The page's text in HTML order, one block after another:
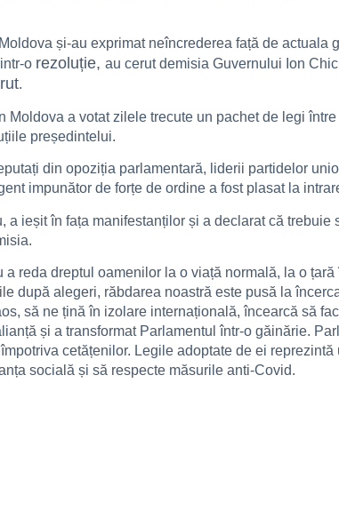
și-au exprimat neîncrederea față de
o rezoluție, au cerut demisia Guvernului Ion
.
Moldova a votat zilele trecute un pachet de legi
președintelui.
din opoziția parlamentară, liderii partidelor
impunător de forțe de ordine a fost plasat la
a ieșit în fața manifestanților și a declarat că
a reda dreptul oamenilor la o viață normală, la o
după alegeri, răbdarea noastră este pusă la
să ne țină în izolare internațională, încearcă să
și a transformat Parlamentul într-o găinărie.
cetățenilor. Legile adoptate de ei
socială și să respecte măsurile anti-Covid.